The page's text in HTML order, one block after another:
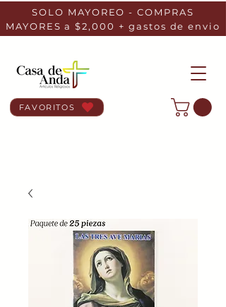
SOLO MAYOREO - COMPRAS
MAYORES a $2,000 + gastos de envio
FAVORITOS